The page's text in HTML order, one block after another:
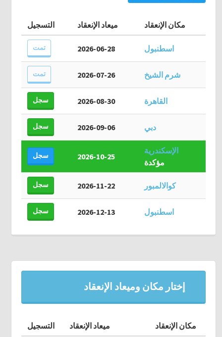
مكان الإنعقاد ميعاد الإنعقاد التسجيل
اسطنبول 2026-06-28 تمت
شرم الشيخ 2026-07-26 تمت
القاهرة 2026-08-30 سجل
دبي 2026-09-06 سجل
الإسكندرية
مؤكدة
2026-10-25 سجل
كوالالمبور 2026-11-22 سجل
اسطنبول 2026-12-13 سجل
إختار مكان وميعاد الإنعقاد
مكان الإنعقاد ميعاد الإنعقاد التسجيل